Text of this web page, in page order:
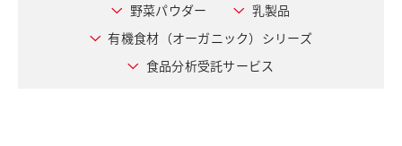
野菜パウダー
乳製品
有機食材（オーガニック）シリーズ
食品分析受託サービス